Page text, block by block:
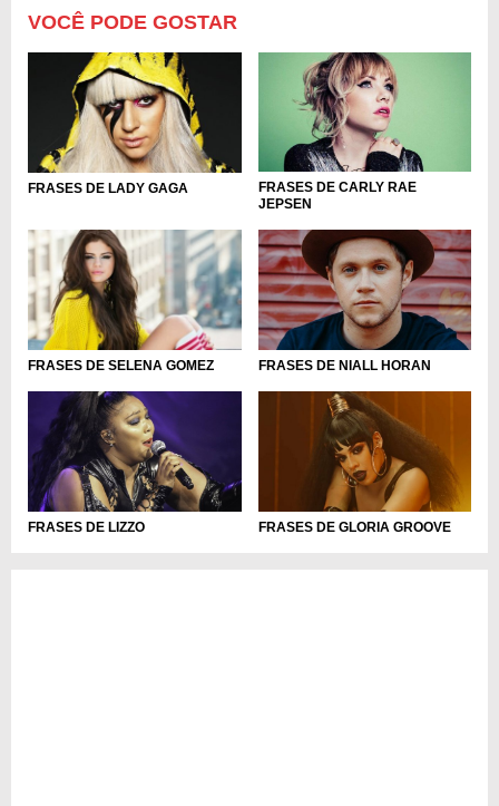
VOCÊ PODE GOSTAR
FRASES DE LADY GAGA
FRASES DE CARLY RAE
JEPSEN
FRASES DE SELENA GOMEZ FRASES DE NIALL HORAN
FRASES DE LIZZO FRASES DE GLORIA GROOVE